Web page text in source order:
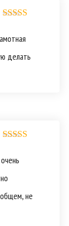
5
делать
5
не